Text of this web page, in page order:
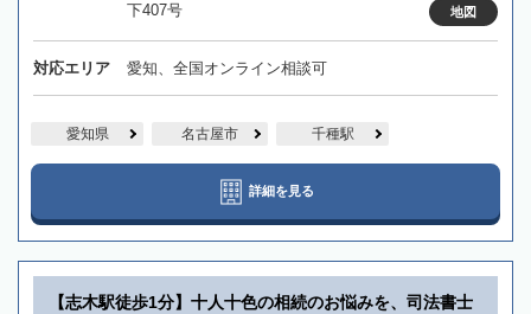
下407号
地図
対応エリア 愛知、全国オンライン相談可
愛知県 名古屋市 千種駅
詳細を見る
【志木駅徒歩1分】十人十色の相続のお悩みを、司法書士